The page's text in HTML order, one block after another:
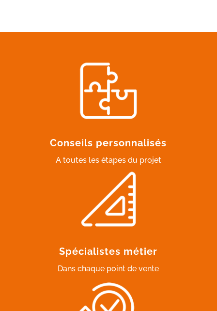
Conseils personnalisés
A toutes les étapes du projet
Spécialistes métier
Dans chaque point de vente